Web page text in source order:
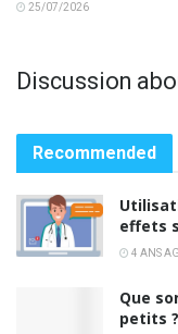
25/07/2026
Discussion
Recommended
effets
4 ANS
Que
petits ?